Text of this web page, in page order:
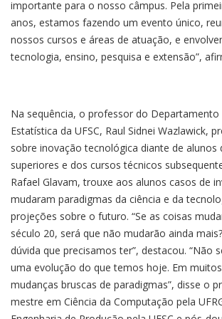
importante para o nosso câmpus. Pela
anos, estamos fazendo um evento único,
nossos cursos e áreas de atuação, e
tecnologia, ensino, pesquisa e extensão”,
Na sequência, o professor do
Estatística da UFSC, Raul Sidnei Wazlawick,
sobre inovação tecnológica diante de alunos
superiores e dos cursos técnicos
Rafael Glavam, trouxe aos alunos casos de
mudaram paradigmas da ciência e da
projeções sobre o futuro. “Se as coisas
século 20, será que não mudarão ainda
dúvida que precisamos ter”, destacou. “Não
uma evolução do que temos hoje. Em
mudanças bruscas de paradigmas”, disse o
mestre em Ciência da Computação pela